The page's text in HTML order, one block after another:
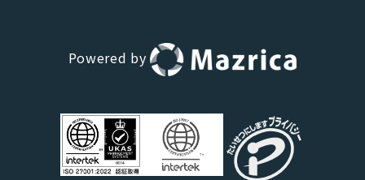
Powered by
Hana（お客さま専用AI） 新規会話
デモ予約 説明希望